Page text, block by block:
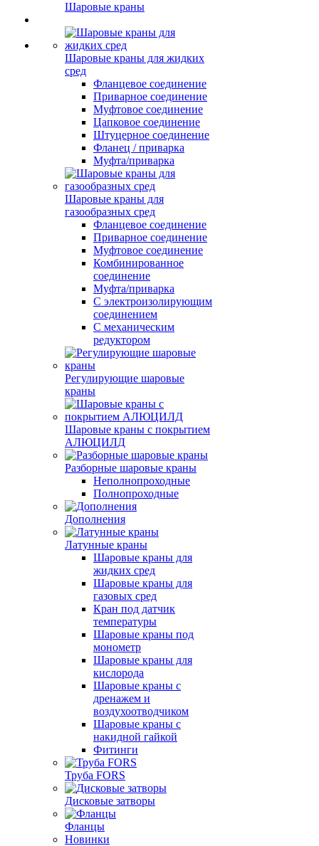
Шаровые краны
Шаровые краны для жидких
сред
Фланцевое соединение
Приварное соединение
Муфтовое соединение
Цапковое соединение
Штуцерное соединение
Фланец / приварка
Муфта/приварка
Шаровые краны для
газообразных сред
Фланцевое соединение
Приварное соединение
Муфтовое соединение
Комбинированное
соединение
Муфта/приварка
С электроизолирующим
соединением
С механическим
редуктором
Регулирующие шаровые
краны
Шаровые краны с покрытием
АЛЮЦИЛД
Разборные шаровые краны
Неполнопроходные
Полнопроходные
Дополнения
Латунные краны
Шаровые краны для
жидких сред
Шаровые краны для
газовых сред
Кран под датчик
температуры
Шаровые краны под
монометр
Шаровые краны для
кислорода
Шаровые краны с
дренажем и
воздухоотводчиком
Шаровые краны с
накидной гайкой
Фитинги
Труба FORS
Дисковые затворы
Фланцы
Новинки